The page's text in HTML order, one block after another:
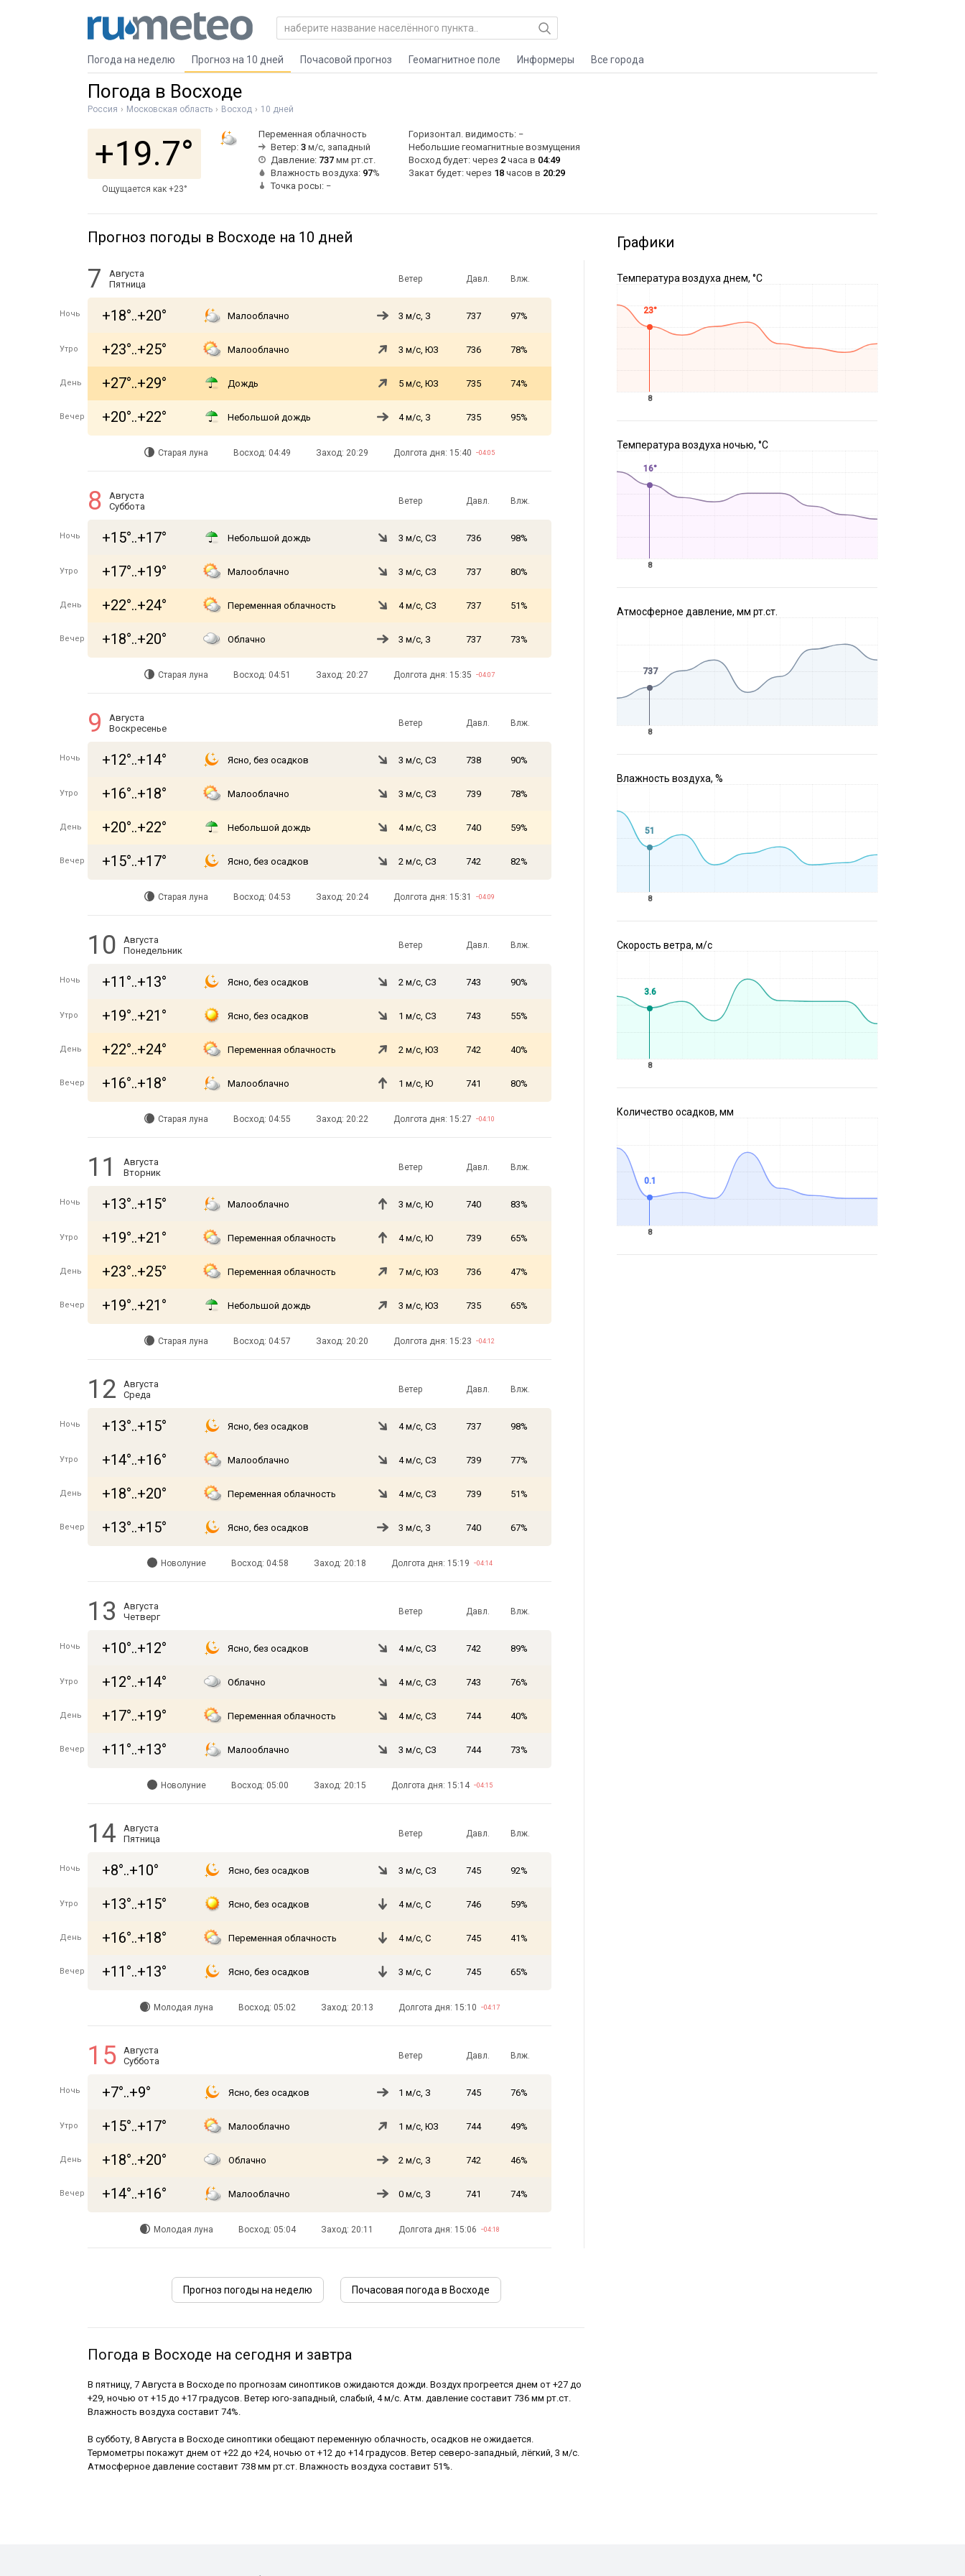
Погода на неделю Прогноз на 10 дней Почасовой прогноз Геомагнитное поле Информеры Все города
Погода в Восходе
Россия Московская область Восход 10 дней
+19.7°
Ощущается как +23°
Переменная облачность
Ветер: 3 м/с, западный
Давление: 737 мм рт.ст.
Влажность воздуха: 97%
Точка росы: −
Горизонтал. видимость: −
Небольшие геомагнитные возмущения
Восход будет: через 2 часа в 04:49
Закат будет: через 18 часов в 20:29
Прогноз погоды в Восходе на 10 дней
7
Августа
Пятница
Ветер Давл. Влж.
Ночь +18°..+20° Малооблачно 3 м/с, З 737 97%
Утро +23°..+25° Малооблачно 3 м/с, ЮЗ 736 78%
День +27°..+29° Дождь 5 м/с, ЮЗ 735 74%
Вечер +20°..+22° Небольшой дождь 4 м/с, З 735 95%
Старая луна Восход: 04:49 Заход: 20:29 Долгота дня: 15:40 −04:05
8
Августа
Суббота
Ветер Давл. Влж.
Ночь +15°..+17° Небольшой дождь 3 м/с, СЗ 736 98%
Утро +17°..+19° Малооблачно 3 м/с, СЗ 737 80%
День +22°..+24° Переменная облачность 4 м/с, СЗ 737 51%
Вечер +18°..+20° Облачно 3 м/с, З 737 73%
Старая луна Восход: 04:51 Заход: 20:27 Долгота дня: 15:35 −04:07
9
Августа
Воскресенье
Ветер Давл. Влж.
Ночь +12°..+14° Ясно, без осадков 3 м/с, СЗ 738 90%
Утро +16°..+18° Малооблачно 3 м/с, СЗ 739 78%
День +20°..+22° Небольшой дождь 4 м/с, СЗ 740 59%
Вечер +15°..+17° Ясно, без осадков 2 м/с, СЗ 742 82%
Старая луна Восход: 04:53 Заход: 20:24 Долгота дня: 15:31 −04:09
10
Августа
Понедельник
Ветер Давл. Влж.
Ночь +11°..+13° Ясно, без осадков 2 м/с, СЗ 743 90%
Утро +19°..+21° Ясно, без осадков 1 м/с, СЗ 743 55%
День +22°..+24° Переменная облачность 2 м/с, ЮЗ 742 40%
Вечер +16°..+18° Малооблачно 1 м/с, Ю 741 80%
Старая луна Восход: 04:55 Заход: 20:22 Долгота дня: 15:27 −04:10
11
Августа
Вторник
Ветер Давл. Влж.
Ночь +13°..+15° Малооблачно 3 м/с, Ю 740 83%
Утро +19°..+21° Переменная облачность 4 м/с, Ю 739 65%
День +23°..+25° Переменная облачность 7 м/с, ЮЗ 736 47%
Вечер +19°..+21° Небольшой дождь 3 м/с, ЮЗ 735 65%
Старая луна Восход: 04:57 Заход: 20:20 Долгота дня: 15:23 −04:12
12
Августа
Среда
Ветер Давл. Влж.
Ночь +13°..+15° Ясно, без осадков 4 м/с, СЗ 737 98%
Утро +14°..+16° Малооблачно 4 м/с, СЗ 739 77%
День +18°..+20° Переменная облачность 4 м/с, СЗ 739 51%
Вечер +13°..+15° Ясно, без осадков 3 м/с, З 740 67%
Новолуние Восход: 04:58 Заход: 20:18 Долгота дня: 15:19 −04:14
13
Августа
Четверг
Ветер Давл. Влж.
Ночь +10°..+12° Ясно, без осадков 4 м/с, СЗ 742 89%
Утро +12°..+14° Облачно 4 м/с, СЗ 743 76%
День +17°..+19° Переменная облачность 4 м/с, СЗ 744 40%
Вечер +11°..+13° Малооблачно 3 м/с, СЗ 744 73%
Новолуние Восход: 05:00 Заход: 20:15 Долгота дня: 15:14 −04:15
14
Августа
Пятница
Ветер Давл. Влж.
Ночь +8°..+10° Ясно, без осадков 3 м/с, СЗ 745 92%
Утро +13°..+15° Ясно, без осадков 4 м/с, С 746 59%
День +16°..+18° Переменная облачность 4 м/с, С 745 41%
Вечер +11°..+13° Ясно, без осадков 3 м/с, С 745 65%
Молодая луна Восход: 05:02 Заход: 20:13 Долгота дня: 15:10 −04:17
15
Августа
Суббота
Ветер Давл. Влж.
Ночь +7°..+9° Ясно, без осадков 1 м/с, З 745 76%
Утро +15°..+17° Малооблачно 1 м/с, ЮЗ 744 49%
День +18°..+20° Облачно 2 м/с, З 742 46%
Вечер +14°..+16° Малооблачно 0 м/с, З 741 74%
Молодая луна Восход: 05:04 Заход: 20:11 Долгота дня: 15:06 −04:18
Прогноз погоды на неделю Почасовая погода в Восходе
Погода в Восходе на сегодня и завтра
В пятницу, 7 Августа в Восходе по прогнозам синоптиков ожидаются дожди. Воздух прогреется днем от +27 до
+29, ночью от +15 до +17 градусов. Ветер юго-западный, слабый, 4 м/с. Атм. давление составит 736 мм рт.ст.
Влажность воздуха составит 74%.
В субботу, 8 Августа в Восходе синоптики обещают переменную облачность, осадков не ожидается.
Термометры покажут днем от +22 до +24, ночью от +12 до +14 градусов. Ветер северо-западный, лёгкий, 3 м/с.
Атмосферное давление составит 738 мм рт.ст. Влажность воздуха составит 51%.
Графики
Температура воздуха днем, °C
23°
8
Температура воздуха ночью, °C
16°
8
Атмосферное давление, мм рт.ст.
737
8
Влажность воздуха, %
51
8
Скорость ветра, м/с
3.6
8
Количество осадков, мм
0.1
8